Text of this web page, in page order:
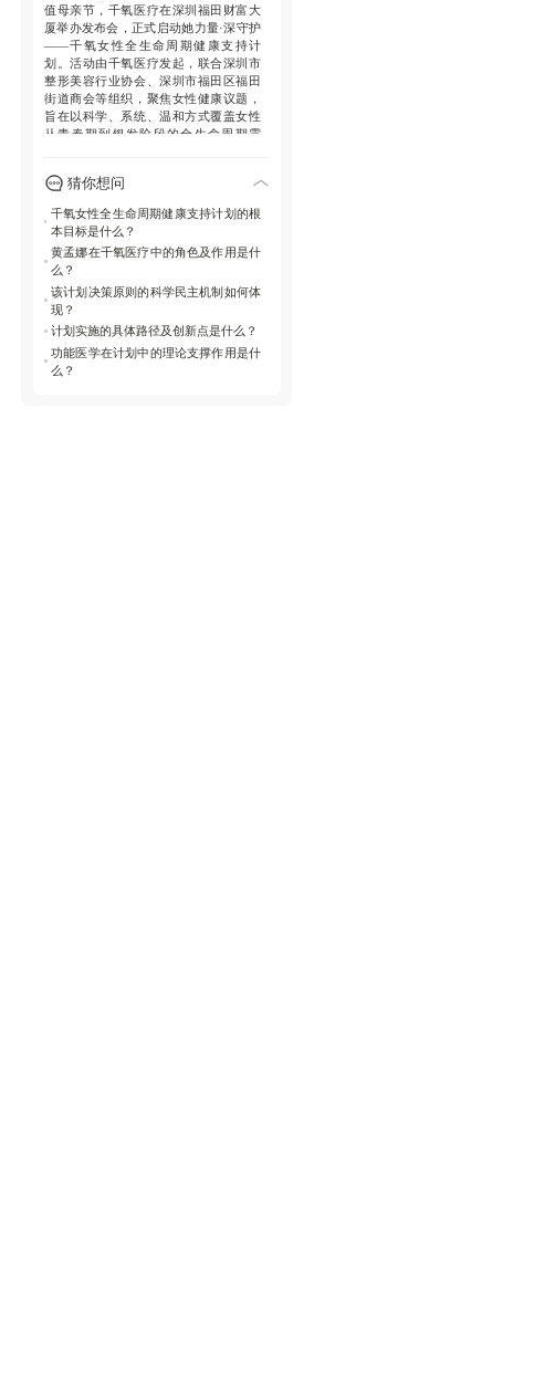
5. 长期目标
推动女性健康服务从治疗转
向陪伴，贯穿人生各阶段。
值母亲节，千氧医疗在深圳福田财富大
厦举办发布会，正式启动她力量·深守护
——千氧女性全生命周期健康支持计
划。活动由千氧医疗发起，联合深圳市
整形美容行业协会、深圳市福田区福田
街道商会等组织，聚焦女性健康议题，
旨在以科学、系统、温和方式覆盖女性
从青春期到银发阶段的全生命周期需
2.核心内容与框架
计划以女性健康科
干预、私密健康管理及心理支持为核
心，构建医疗机构与商会、协会、社区
及女性组织的协同服务新模式。重点包
括生殖健康、私密抗衰、盆底功能维护
及生殖年轻态管理，强调跨学科整合。
3.专业团队与技术亮点千氧医疗团队如
主理人黄孟娜、技术院长李忠菊、黎
霞、专科主任李红霞、赵捧利及功能医
学科主任聂丹丹等亮相分享。技术升级
猜你想问
千氧女性全生命周期健康支持计划的根
本目标是什么？
黄孟娜在千氧医疗中的角色及作用是什
么？
该计划决策原则的科学民主机制如何体
现？
计划实施的具体路径及创新点是什么？
功能医学在计划中的理论支撑作用是什
么？